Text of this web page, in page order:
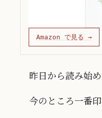
Amazon で見る →
昨日から読み始
今のところ一番